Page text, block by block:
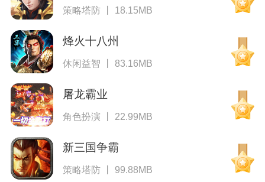
策略塔防 丨 18.15MB
烽火十八州
休闲益智 丨 83.16MB
屠龙霸业
角色扮演 丨 22.99MB
新三国争霸
策略塔防 丨 99.88MB